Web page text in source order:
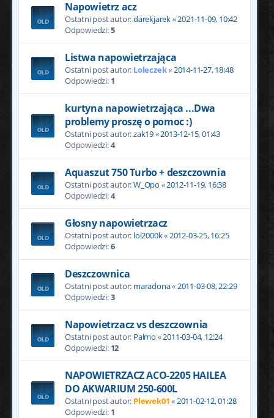
Napowietrz acz
Ostatni post autor:darekjarek«2021-11-09, 10:42
Odpowiedzi:5
Listwa napowietrzająca
Ostatni post autor: Loleczek« 2014-11-27, 18:48
Odpowiedzi: 1
kurtyna napowietrzająca ...Dwa
problemy proszę o pomoc :)
Ostatni post autor:zak19«2013-12-15, 01:43
Odpowiedzi:4
Aquaszut 750 Turbo + deszczownia
Ostatni post autor:W_Opo «2012-11-19, 16:38
Odpowiedzi:4
Głosny napowietrzacz
Ostatni post autor: lol2000k« 2012-03-25, 16:25
Odpowiedzi:6
Deszczownica
Ostatni post autor: maradona« 2011-03-08, 22:29
Odpowiedzi:3
Napowietrzacz vs deszczownia
Ostatni post autor: Palmo «2011-03-04, 12:24
Odpowiedzi: 12
NAPOWIETRZACZ ACO-2205 HAILEA
DO AKWARIUM 250-600L
Ostatni post autor: Plewek01« 2011-02-12, 01:28
Odpowiedzi: 1